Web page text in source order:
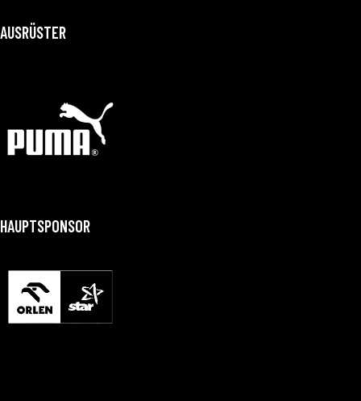
AUSRÜSTER
HAUPTSPONSOR